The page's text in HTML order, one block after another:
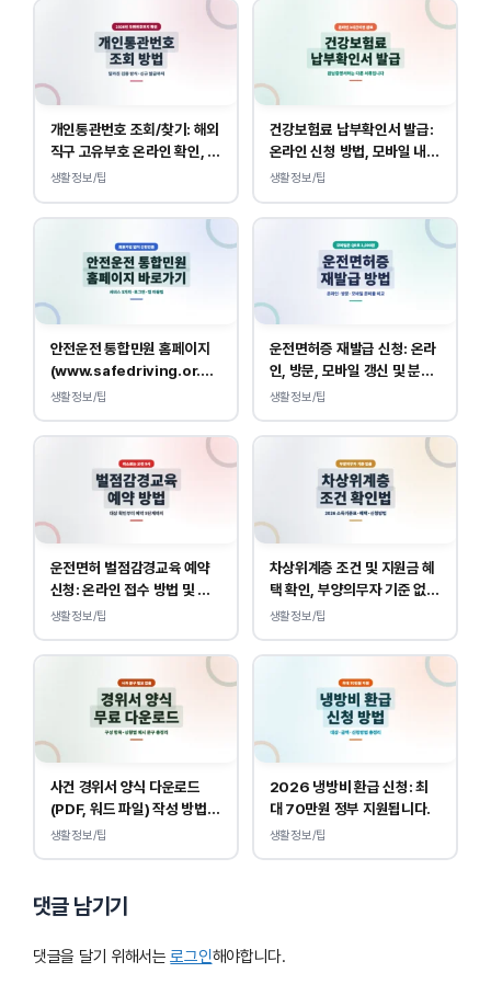
개인통관번호 조회/찾기: 해외
직구 고유부호 온라인 확인, 발
급 방법
생활정보/팁
건강보험료 납부확인서 발급:
온라인 신청 방법, 모바일 내역
조회 안내
생활정보/팁
안전운전 통합민원 홈페이지
(www.safedriving.or.kr)
바로가기, 운전면허 민원 사이
생활정보/팁
운전면허증 재발급 신청: 온라
인, 방문, 모바일 갱신 및 분실
대응
생활정보/팁
운전면허 벌점감경교육 예약
신청: 온라인 접수 방법 및 비
용 안내
생활정보/팁
차상위계층 조건 및 지원금 혜
택 확인, 부양의무자 기준 없
이 소득, 재산만 봅니다.
생활정보/팁
사건 경위서 양식 다운로드
(PDF, 워드 파일) 작성 방법
및 예시
생활정보/팁
2026 냉방비 환급 신청: 최
대 70만원 정부 지원됩니다.
생활정보/팁
댓글 남기기
댓글을 달기 위해서는로그인해야합니다.